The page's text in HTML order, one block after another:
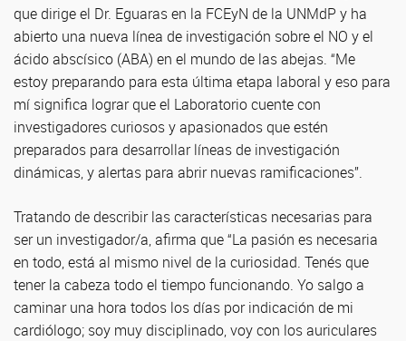
que dirige el Dr. Eguaras en la FCEyN de la UNMdP y ha
abierto una nueva línea de investigación sobre el NO y el
ácido abscísico (ABA) en el mundo de las abejas. “Me
estoy preparando para esta última etapa laboral y eso para
mí significa lograr que el Laboratorio cuente con
investigadores curiosos y apasionados que estén
preparados para desarrollar líneas de investigación
dinámicas, y alertas para abrir nuevas ramificaciones”.
Tratando de describir las características necesarias para
ser un investigador/a, afirma que “La pasión es necesaria
en todo, está al mismo nivel de la curiosidad. Tenés que
tener la cabeza todo el tiempo funcionando. Yo salgo a
caminar una hora todos los días por indicación de mi
cardiólogo; soy muy disciplinado, voy con los auriculares